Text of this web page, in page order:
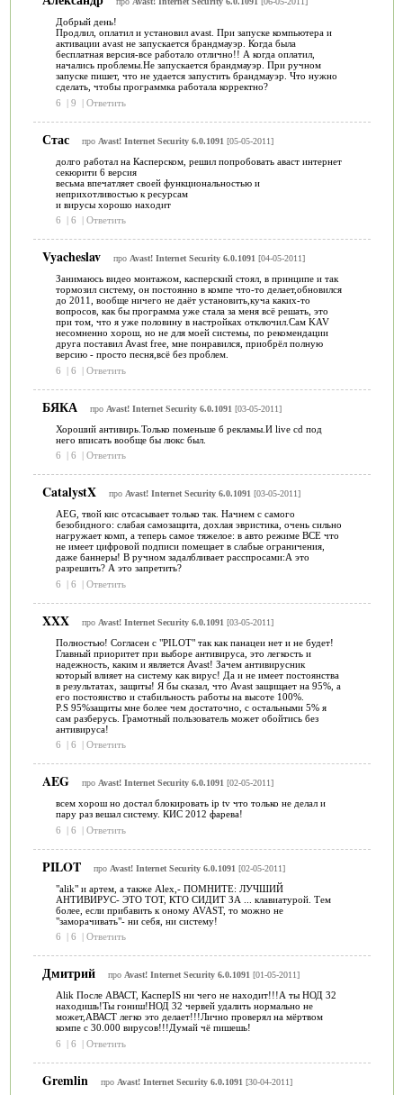
Добрый день!
Продлил, оплатил и установил avast. При запуске компьютера и
активации avast не запускается брандмауэр. Когда была
бесплатная версия-все работало отлично!! А когда оплатил,
начались проблемы.Не запускается брандмауэр. При ручном
запуске пишет, что не удается запустить брандмауэр. Что нужно
сделать, чтобы программка работала корректно?
6
| 9 | Ответить
Стас про Avast! Internet Security 6.0.1091 [05-05-2011]
долго работал на Касперском, решил попробовать аваст интернет
секюрити 6 версия
весьма впечатляет своей функциональностью и
неприхотливостью к ресурсам
и вирусы хорошо находит
6
| 6 | Ответить
Vyacheslav про Avast! Internet Security 6.0.1091 [04-05-2011]
Занимаюсь видео монтажом, касперский стоял, в принципе и так
тормозил систему, он постоянно в компе что-то делает,обновился
до 2011, вообще ничего не даёт установить,куча каких-то
вопросов, как бы программа уже стала за меня всё решать, это
при том, что я уже половину в настройках отключил.Сам KAV
несомненно хорош, но не для моей системы, по рекомендации
друга поставил Avast free, мне понравился, приобрёл полную
версию - просто песня,всё без проблем.
6
| 6 | Ответить
БЯКА про Avast! Internet Security 6.0.1091 [03-05-2011]
Хороший антивирь.Только поменьше б рекламы.И live cd под
него вписать вообще бы люкс был.
6
| 6 | Ответить
CatalystX про Avast! Internet Security 6.0.1091 [03-05-2011]
AEG, твой кис отсасывает только так. Начнем с самого
безобидного: слабая самозащита, дохлая эвристика, очень сильно
нагружает комп, а теперь самое тяжелое: в авто режиме ВСЕ что
не имеет цифровой подписи помещает в слабые ограничения,
даже баннеры! В ручном задалбливает расспросами:А это
разрешить? А это запретить?
6
| 6 | Ответить
XXX про Avast! Internet Security 6.0.1091 [03-05-2011]
Полностью! Согласен с "PILOT" так как панацеи нет и не будет!
Главный приоритет при выборе антивируса, это легкость и
надежность, каким и является Avast! Зачем антивирусник
который влияет на систему как вирус! Да и не имеет постоянства
в результатах, защиты! Я бы сказал, что Avast защищает на 95%, а
его постоянство и стабильность работы на высоте 100%.
P.S 95%защиты мне более чем достаточно, с остальными 5% я
сам разберусь. Грамотный пользователь может обойтись без
антивируса!
6
| 6 | Ответить
AEG про Avast! Internet Security 6.0.1091 [02-05-2011]
всем хорош но достал блокировать ip tv что только не делал и
пару раз вешал систему. КИС 2012 фарева!
6
| 6 | Ответить
PILOT про Avast! Internet Security 6.0.1091 [02-05-2011]
"alik" и артем, а также Alex,- ПОМНИТЕ: ЛУЧШИЙ
АНТИВИРУС- ЭТО ТОТ, КТО СИДИТ ЗА ... клавиатурой. Тем
более, если прибавить к оному AVAST, то можно не
"заморачивать"- ни себя, ни систему!
6
| 6 | Ответить
Дмитрий про Avast! Internet Security 6.0.1091 [01-05-2011]
Alik После АВАСТ, КасперIS ни чего не находит!!!А ты НОД 32
находишь!Ты гониш!НОД 32 червей удалить нормально не
может,АВАСТ легко это делает!!!Лично проверял на мёртвом
компе с 30.000 вирусов!!!Думай чё пишешь!
6
| 6 | Ответить
Gremlin про Avast! Internet Security 6.0.1091 [30-04-2011]